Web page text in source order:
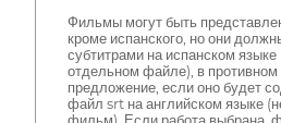
Фильмы могут быть
кроме испанского, но они
субтитрами на испанском
отдельном файле), в
предложение, если оно будет
файл srt на английском языке